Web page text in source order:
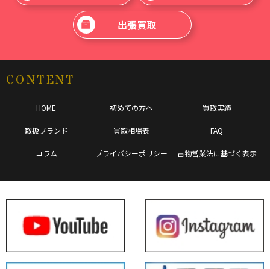
出張買取
CONTENT
HOME 初めての方へ 買取実績
取扱ブランド 買取相場表 FAQ
コラム プライバシーポリシー 古物営業法に基づく表示